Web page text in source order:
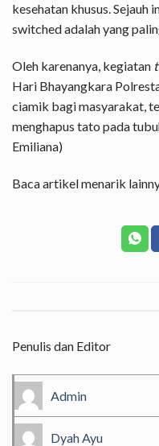
kesehatan khusus. Sejauh
switched adalah yang
Oleh karenanya, kegiatan
Hari Bhayangkara
ciamik bagi masyarakat,
menghapus tato pada
Emiliana)
Baca artikel menarik
Penulis dan Editor
Admin
Dyah Ayu